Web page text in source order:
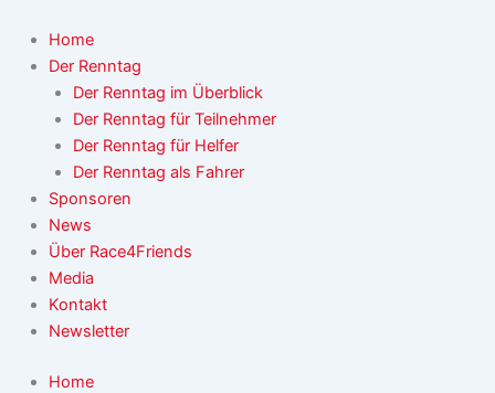
Inhalt
springen
Home
Der Renntag
Der Renntag im Überblick
Der Renntag für Teilnehmer
Der Renntag für Helfer
Der Renntag als Fahrer
Sponsoren
News
Über Race4Friends
Media
Kontakt
Newsletter
Home